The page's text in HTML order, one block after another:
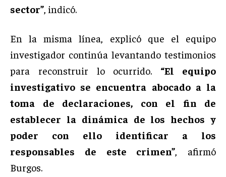
sector”, indicó.
En la misma línea, explicó que el equipo
investigador continúa levantando testimonios
para reconstruir lo ocurrido. “El equipo
investigativo se encuentra abocado a la
toma de declaraciones, con el fin de
establecer la dinámica de los hechos y
poder con ello identificar a los
responsables de este crimen”, afirmó
Burgos.